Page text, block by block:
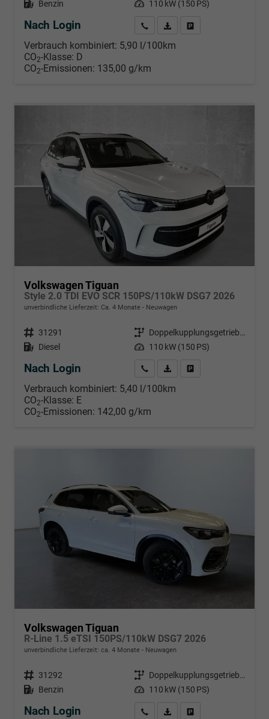
Kraftstoff Benzin Leistung 110 kW (150 PS)
Nach Login Wir rufen Sie anPDF-Datei, Fahrzeugexposé
Verbrauch kombiniert: 5,90 l/100km
CO2-Klasse: D
CO2-Emissionen: 135,00 g/km
Volkswagen Tiguan
Style 2.0 TDI EVO SCR 150PS/110kW DSG7 2026
unverbindliche Lieferzeit: Ca. 4 Monate Neuwagen
Fahrzeugnr. 31291 Getriebe
Doppelkupplungsgetriebe (DSG)
Kraftstoff Diesel Leistung 110 kW (150 PS)
Nach Login Wir rufen Sie anPDF-Datei, Fahrzeugexposé
Verbrauch kombiniert: 5,40 l/100km
CO2-Klasse: E
CO2-Emissionen: 142,00 g/km
Volkswagen Tiguan
R-Line 1.5 eTSI 150PS/110kW DSG7 2026
unverbindliche Lieferzeit: ca. 4 Monate Neuwagen
Fahrzeugnr. 31292 Getriebe
Doppelkupplungsgetriebe (DSG)
Kraftstoff Benzin Leistung 110 kW (150 PS)
Nach Login Wir rufen Sie anPDF-Datei, Fahrzeugexposé